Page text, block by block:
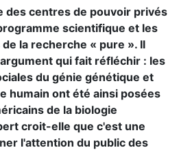
des centres de pouvoir privés
scientifique et les
la recherche « pure ». Il
qui fait réfléchir : les
du génie génétique et
humain ont été ainsi posées
de la biologie
croit-elle que c'est une
l'attention du public des